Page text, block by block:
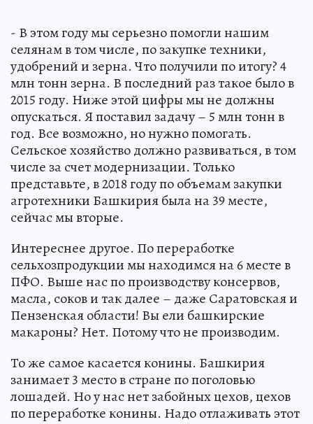
- В этом году мы серьезно помогли нашим
селянам в том числе, по закупке техники,
удобрений и зерна. Что получили по итогу? 4
млн тонн зерна. В последний раз такое было в
2015 году. Ниже этой цифры мы не должны
опускаться. Я поставил задачу – 5 млн тонн в
год. Все возможно, но нужно помогать.
Сельское хозяйство должно развиваться, в том
числе за счет модернизации. Только
представьте, в 2018 году по объемам закупки
агротехники Башкирия была на 39 месте,
сейчас мы вторые.
Интереснее другое. По переработке
сельхозпродукции мы находимся на 6 месте в
ПФО. Выше нас по производству консервов,
масла, соков и так далее – даже Саратовская и
Пензенская области! Вы ели башкирские
макароны? Нет. Потому что не производим.
То же самое касается конины. Башкирия
занимает 3 место в стране по поголовью
лошадей. Но у нас нет забойных цехов, цехов
по переработке конины. Надо отлаживать этот